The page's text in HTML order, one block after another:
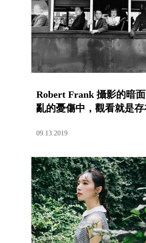
Robert Frank 攝影的暗
亂的憂傷中，觀看就是存
09.13.2019